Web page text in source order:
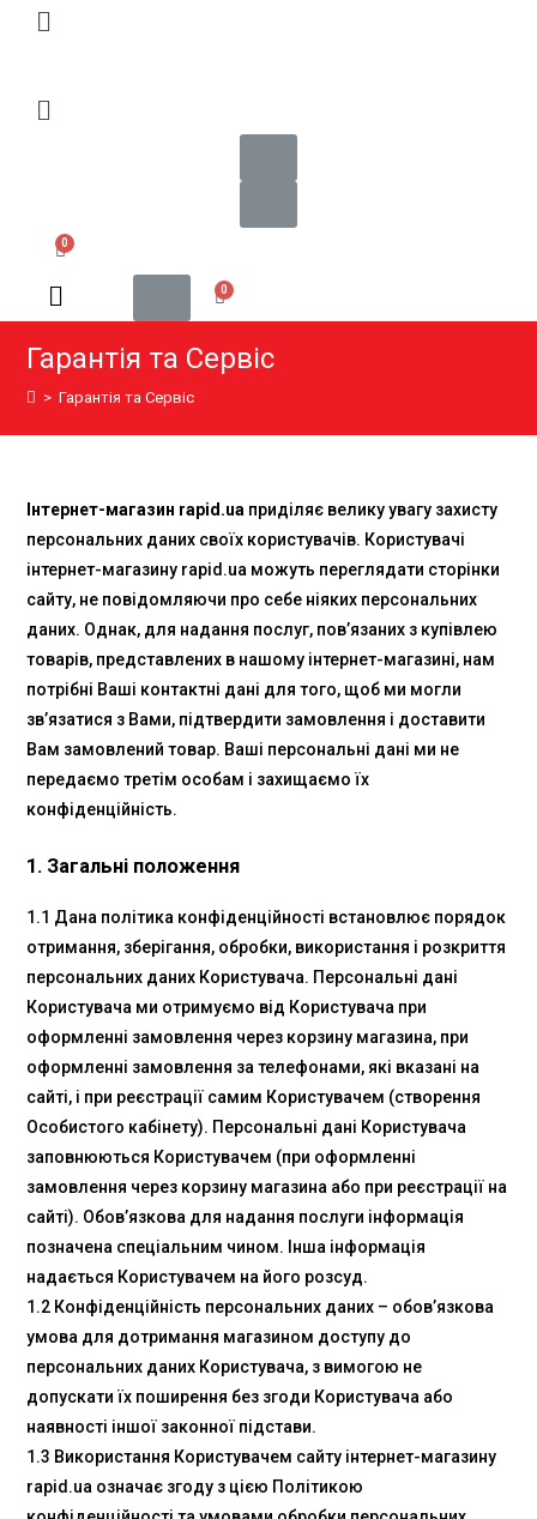
Гарантія та Сервіс
> Гарантія та Сервіс
Інтернет-магазин rapid.ua приділяє велику увагу захисту
персональних даних своїх користувачів. Користувачі
інтернет-магазину rapid.ua можуть переглядати сторінки
сайту, не повідомляючи про себе ніяких персональних
даних. Однак, для надання послуг, пов’язаних з купівлею
товарів, представлених в нашому інтернет-магазині, нам
потрібні Ваші контактні дані для того, щоб ми могли
зв’язатися з Вами, підтвердити замовлення і доставити
Вам замовлений товар. Ваші персональні дані ми не
передаємо третім особам і захищаємо їх
конфіденційність.
1. Загальні положення
1.1 Дана політика конфіденційності встановлює порядок
отримання, зберігання, обробки, використання і розкриття
персональних даних Користувача. Персональні дані
Користувача ми отримуємо від Користувача при
оформленні замовлення через корзину магазина, при
оформленні замовлення за телефонами, які вказані на
сайті, і при реєстрації самим Користувачем (створення
Особистого кабінету). Персональні дані Користувача
заповнюються Користувачем (при оформленні
замовлення через корзину магазина або при реєстрації на
сайті). Обов’язкова для надання послуги інформація
позначена спеціальним чином. Інша інформація
надається Користувачем на його розсуд.
1.2 Конфіденційність персональних даних – обов’язкова
умова для дотримання магазином доступу до
персональних даних Користувача, з вимогою не
допускати їх поширення без згоди Користувача або
наявності іншої законної підстави.
1.3 Використання Користувачем сайту інтернет-магазину
rapid.ua означає згоду з цією Політикою